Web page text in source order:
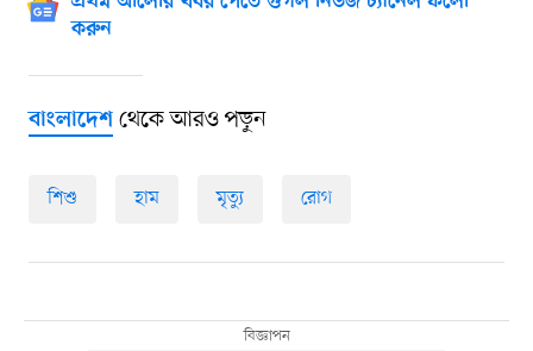
করুন
বাংলাদেশথেকে আরও পড়ুন
শিশু হাম মৃত্যু রোগ